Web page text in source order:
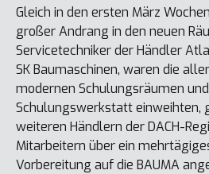
Gleich in den ersten März
großer Andrang in den neuen
Servicetechniker der Händler
SK Baumaschinen, waren die
modernen Schulungsräumen
Schulungswerkstatt einweihten,
weiteren Händlern der DACH-
Mitarbeitern über ein
Vorbereitung auf die BAUMA